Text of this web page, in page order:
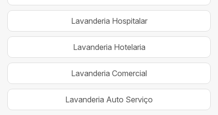
Lavanderia Hospitalar
Lavanderia Hotelaria
Lavanderia Comercial
Lavanderia Auto Serviço